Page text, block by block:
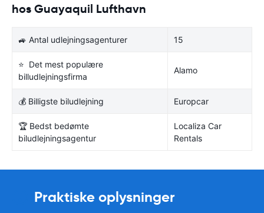
hos Guayaquil Lufthavn
🚙 Antal udlejningsagenturer 15
⭐ Det mest populære
billudlejningsfirma
Alamo
💰 Billigste biludlejning Europcar
🏆 Bedst bedømte
biludlejningsagentur
Localiza Car
Rentals
Praktiske oplysninger